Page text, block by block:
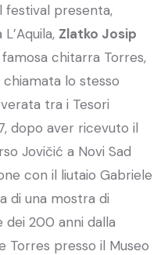
presenta,
Zlatko Josip
chitarra Torres,
chiamata lo stesso
tra i Tesori
dopo aver ricevuto il
Jovičić a Novi Sad
con il liutaio Gabriele
di una mostra di
dei 200 anni dalla
Torres presso il Museo